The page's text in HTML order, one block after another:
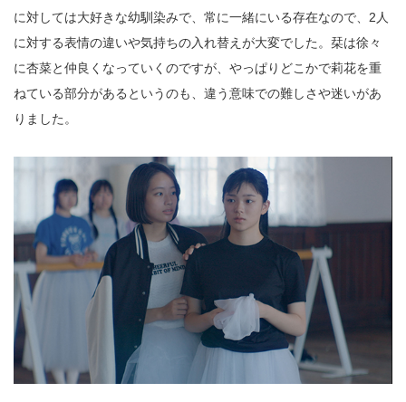
に対しては大好きな幼馴染みで、常に一緒にいる存在なので、2人
に対する表情の違いや気持ちの入れ替えが大変でした。栞は徐々
に杏菜と仲良くなっていくのですが、やっぱりどこかで莉花を重
ねている部分があるというのも、違う意味での難しさや迷いがあ
りました。